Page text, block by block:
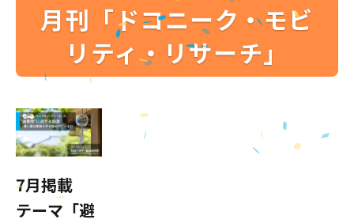
月刊「ドコニーク・モビ
リティ・リサーチ」
7月掲載
テーマ「避